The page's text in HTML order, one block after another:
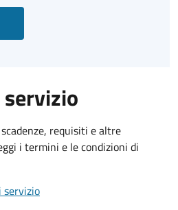
requisiti e altre
i termini e le condizioni di
servizio